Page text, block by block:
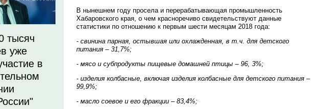
тысяч
уже
в
В нынешнем году просела и перерабатывающая промышленность
Хабаровского края, о чем красноречиво свидетельствуют данные
статистики по отношению к первым шести месяцам 2018 года:
- свинина парная, остывшая или охлажденная, в т.ч. для детского
питания – 31,7%;
- мясо и субпродукты пищевые домашней птицы – 96, 3%;
- изделия колбасные, включая изделия колбасные для детского питания –
99,9%;
- масло соевое и его фракции – 83,4%;